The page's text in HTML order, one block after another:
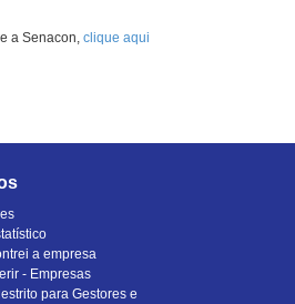
a Senacon, clique aqui
a empresa
- Empresas
para Gestores e